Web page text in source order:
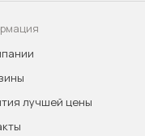
лучшей цены